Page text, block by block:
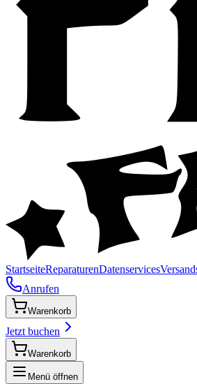
StartseiteReparaturenDatenservices
Anrufen
Warenkorb
Jetzt buchen
Warenkorb
Menü öffnen